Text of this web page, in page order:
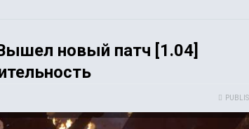
новый патч [1.04]